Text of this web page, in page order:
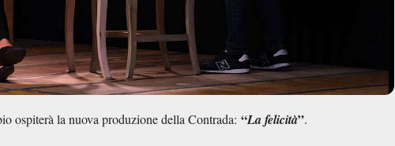
ospiterà la nuova produzione della Contrada: “La felicità”.